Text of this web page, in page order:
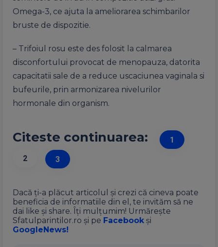
Omega-3, ce ajuta la ameliorarea schimbarilor
bruste de dispozitie.
– Trifoiul rosu este des folosit la calmarea
disconfortului provocat de menopauza, datorita
capacitatii sale de a reduce uscaciunea vaginala si
bufeurile, prin armonizarea nivelurilor
hormonale din organism.
Citeste continuarea:
1
2
3
Dacă ți-a plăcut articolul și crezi că cineva poate
beneficia de informatiile din el, te invităm să ne
dai like și share. Îți mulțumim! Urmărește
Sfatulparintilor.ro și pe Facebook și
GoogleNews!